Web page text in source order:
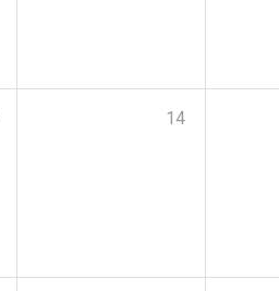
14